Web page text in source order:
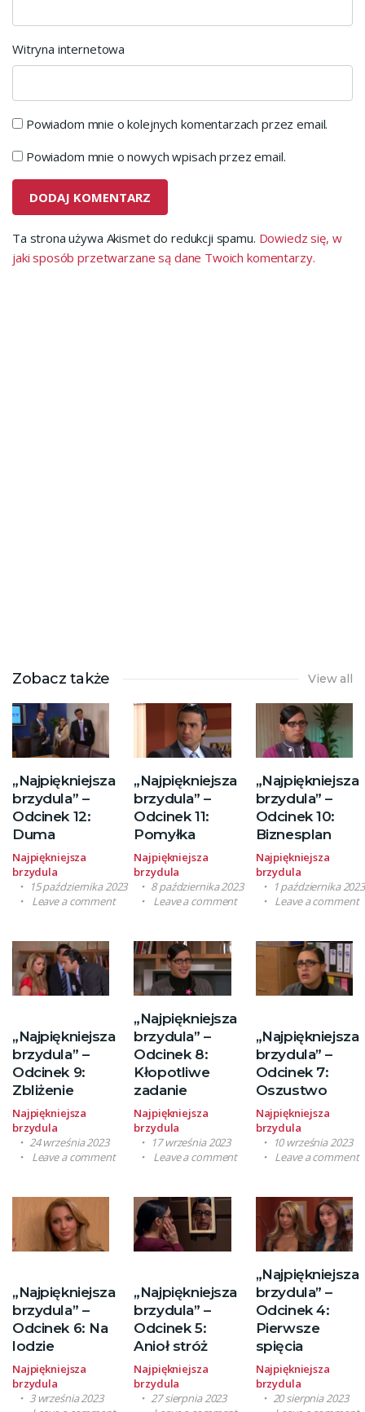
Witryna internetowa
Powiadom mnie o kolejnych komentarzach przez email.
Powiadom mnie o nowych wpisach przez email.
Ta strona używa Akismet do redukcji spamu. Dowiedz się, w
jaki sposób przetwarzane są dane Twoich komentarzy.
Zobacz także View all
„Najpiękniejsza
brzydula” –
Odcinek 12:
Duma
Najpiękniejsza
brzydula
15 października 2023
Leave a comment
„Najpiękniejsza
brzydula” –
Odcinek 11:
Pomyłka
Najpiękniejsza
brzydula
8 października 2023
Leave a comment
„Najpiękniejsza
brzydula” –
Odcinek 10:
Biznesplan
Najpiękniejsza
brzydula
1 października 2023
Leave a comment
„Najpiękniejsza
brzydula” –
Odcinek 9:
Zbliżenie
Najpiękniejsza
brzydula
24 września 2023
Leave a comment
„Najpiękniejsza
brzydula” –
Odcinek 8:
Kłopotliwe
zadanie
Najpiękniejsza
brzydula
17 września 2023
Leave a comment
„Najpiękniejsza
brzydula” –
Odcinek 7:
Oszustwo
Najpiękniejsza
brzydula
10 września 2023
Leave a comment
„Najpiękniejsza
brzydula” –
Odcinek 6: Na
lodzie
Najpiękniejsza
brzydula
3 września 2023
„Najpiękniejsza
brzydula” –
Odcinek 5:
Anioł stróż
Najpiękniejsza
brzydula
27 sierpnia 2023
„Najpiękniejsza
brzydula” –
Odcinek 4:
Pierwsze
spięcia
Najpiękniejsza
brzydula
20 sierpnia 2023